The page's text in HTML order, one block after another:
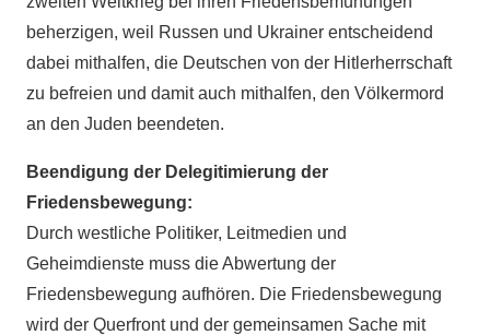
beherzigen, weil Russen und Ukrainer entscheidend
dabei mithalfen, die Deutschen von der Hitlerherrschaft
zu befreien und damit auch mithalfen, den Völkermord
an den Juden beendeten.
Beendigung der Delegitimierung der
Friedensbewegung:
Durch westliche Politiker, Leitmedien und
Geheimdienste muss die Abwertung der
Friedensbewegung aufhören. Die Friedensbewegung
wird der Querfront und der gemeinsamen Sache mit